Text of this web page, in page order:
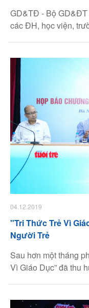
GD&TĐ - Bộ
các ĐH, học viện,
04.12.2019
"Tri Thức Trẻ Vì
Người Trẻ
Sau hơn một tháng
Vì Giáo Dục” đã thu
đều gặp nhau ở nỗi